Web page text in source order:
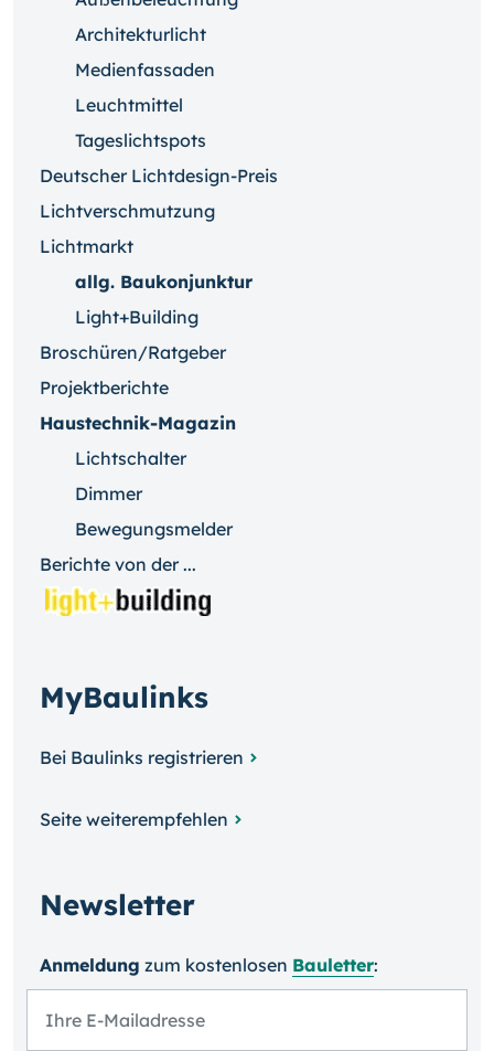
Architekturlicht
Medienfassaden
Leuchtmittel
Tageslichtspots
Deutscher Lichtdesign-Preis
Lichtverschmutzung
Lichtmarkt
allg. Baukonjunktur
Light+Building
Broschüren/Ratgeber
Projektberichte
Haustechnik-Magazin
Lichtschalter
Dimmer
Bewegungsmelder
Berichte von der ...
MyBaulinks
Bei Baulinks registrieren
Seite weiterempfehlen
Newsletter
Anmeldung zum kosten­losen Bauletter: